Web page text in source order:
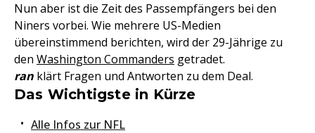
Nun aber ist die Zeit des Passempfängers bei den
Niners vorbei. Wie mehrere US-Medien
übereinstimmend berichten, wird der 29-Jährige zu
den Washington Commanders getradet.
ran klärt Fragen und Antworten zu dem Deal.
Das Wichtigste in Kürze
Alle Infos zur NFL